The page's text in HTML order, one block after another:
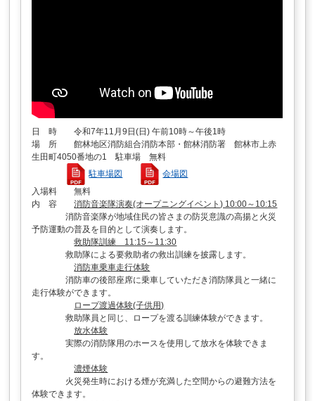
日 時 令和7年11月9日(日) 午前10時～午後1時
場 所 館林地区消防組合消防本部・館林消防署 館林市上赤
生田町4050番地の1 駐車場 無料
駐車場図
会場図
入場料 無料
内 容消防音楽隊演奏(オープニングイベント) 10:00～10:15
消防音楽隊が地域住民の皆さまの防災意識の高揚と火災
予防運動の普及を目的として演奏します。
救助隊訓練 11:15～11:30
救助隊による要救助者の救出訓練を披露します。
消防車乗車走行体験
消防車の後部座席に乗車していただき消防隊員と一緒に
走行体験ができます。
ロープ渡過体験(子供用)
救助隊員と同じ、ロープを渡る訓練体験ができます。
放水体験
実際の消防隊用のホースを使用して放水を体験できま
す。
濃煙体験
火災発生時における煙が充満した空間からの避難方法を
体験できます。